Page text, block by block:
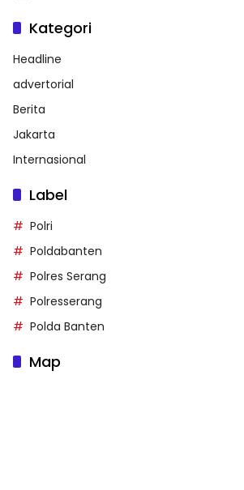
Kategori
Headline
advertorial
Berita
Jakarta
Internasional
Label
Polri
Poldabanten
Polres Serang
Polresserang
Polda Banten
Map